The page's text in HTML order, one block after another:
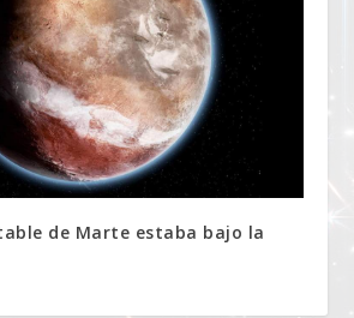
de Marte estaba bajo la